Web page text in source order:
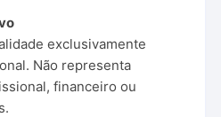
exclusivamente
Não representa
financeiro ou